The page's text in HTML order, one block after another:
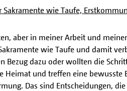
wie Taufe,
aber in meiner Arbeit und
wie Taufe und damit
dazu oder wollten die
und treffen eine
Das sind Entscheidungen,